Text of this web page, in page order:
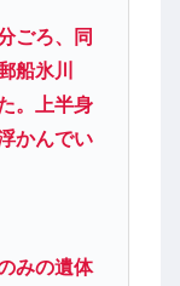
ごろ、同
船氷川
。上半身
かんでい
みの遺体